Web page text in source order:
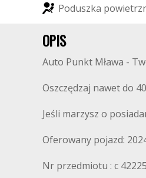
Poduszka powietrz
OPIS
Auto Punkt Mława -
Oszczędzaj nawet do
Jeśli marzysz o
Oferowany pojazd:
Nr przedmiotu : c